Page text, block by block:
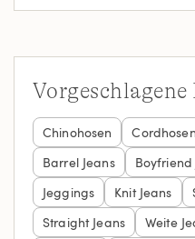
Chinohosen Cordhosen
Barrel Jeans
Boyfriend
Jeggings
Knit Jeans
Straight Jeans
Weite